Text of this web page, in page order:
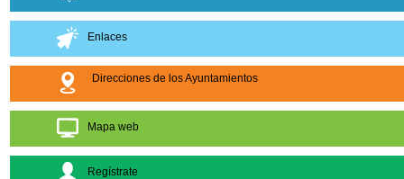
Enlaces
Direcciones de los Ayuntamientos
Mapa web
Regístrate